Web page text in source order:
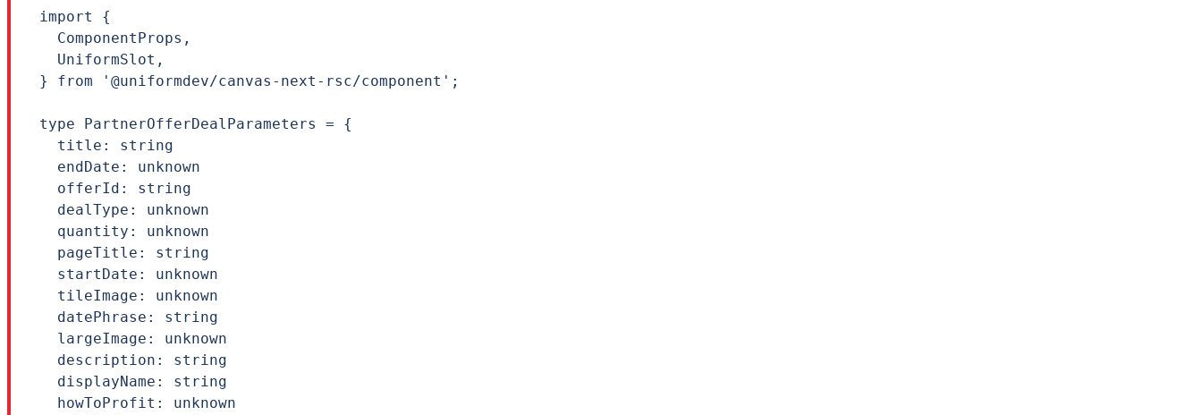
import {
  ComponentProps,
  UniformSlot,
} from '@uniformdev/canvas-next-rsc/component';
type PartnerOfferDealParameters = {
  title: string
  endDate: unknown
  offerId: string
  dealType: unknown
  quantity: unknown
  pageTitle: string
  startDate: unknown
  tileImage: unknown
  datePhrase: string
  largeImage: unknown
  description: string
  displayName: string
  howToProfit: unknown